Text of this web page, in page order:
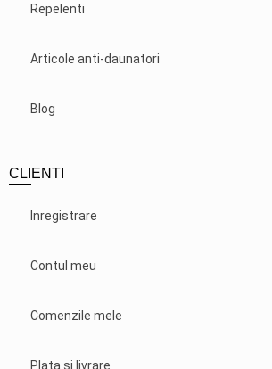
Repelenti
Articole anti-daunatori
Blog
CLIENTI
Inregistrare
Contul meu
Comenzile mele
Plata si livrare